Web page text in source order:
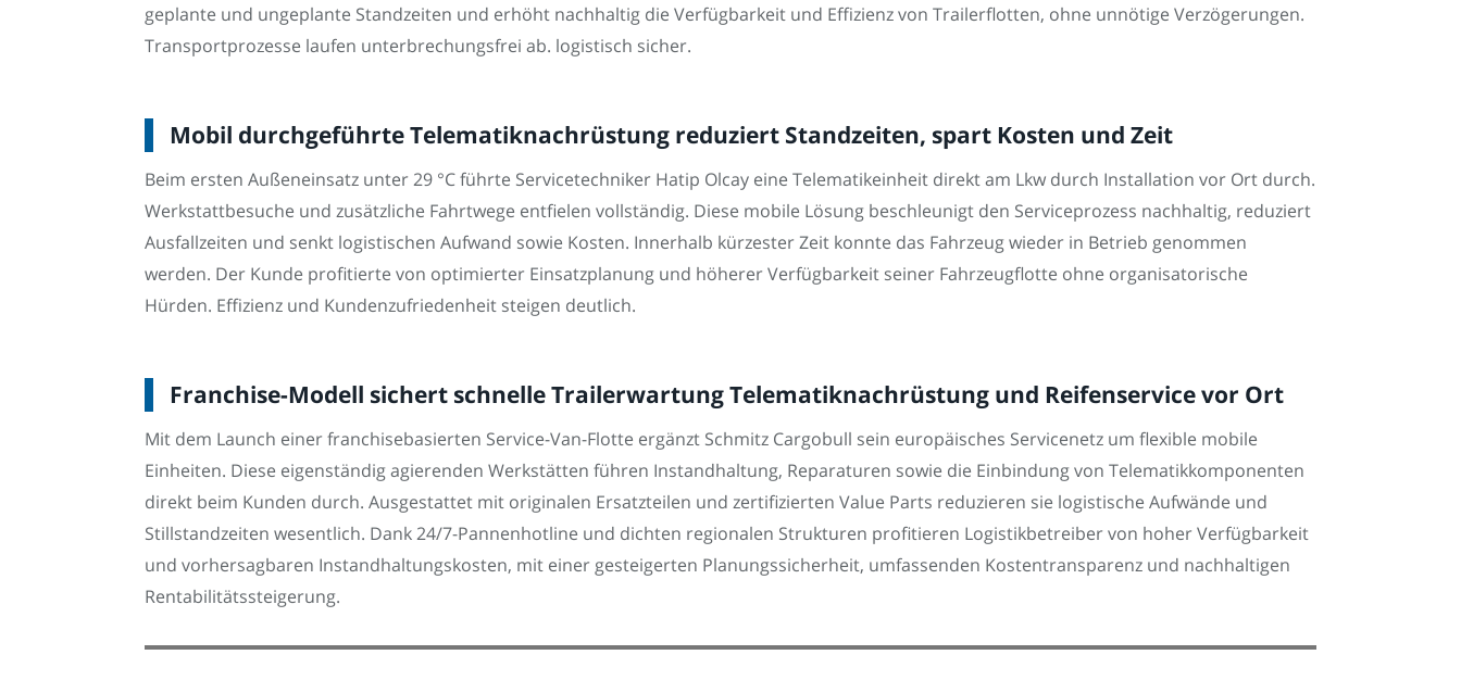
geplante und ungeplante Standzeiten und erhöht nachhaltig die Verfügbarkeit und Effizienz von Trailerflotten, ohne unnötige Verzögerungen.
Transportprozesse laufen unterbrechungsfrei ab. logistisch sicher.
Mobil durchgeführte Telematiknachrüstung reduziert Standzeiten, spart Kosten und Zeit
Beim ersten Außeneinsatz unter 29 °C führte Servicetechniker Hatip Olcay eine Telematikeinheit direkt am Lkw durch Installation vor Ort durch.
Werkstattbesuche und zusätzliche Fahrtwege entfielen vollständig. Diese mobile Lösung beschleunigt den Serviceprozess nachhaltig, reduziert
Ausfallzeiten und senkt logistischen Aufwand sowie Kosten. Innerhalb kürzester Zeit konnte das Fahrzeug wieder in Betrieb genommen
werden. Der Kunde profitierte von optimierter Einsatzplanung und höherer Verfügbarkeit seiner Fahrzeugflotte ohne organisatorische
Hürden. Effizienz und Kundenzufriedenheit steigen deutlich.
Franchise-Modell sichert schnelle Trailerwartung Telematiknachrüstung und Reifenservice vor Ort
Mit dem Launch einer franchisebasierten Service-Van-Flotte ergänzt Schmitz Cargobull sein europäisches Servicenetz um flexible mobile
Einheiten. Diese eigenständig agierenden Werkstätten führen Instandhaltung, Reparaturen sowie die Einbindung von Telematikkomponenten
direkt beim Kunden durch. Ausgestattet mit originalen Ersatzteilen und zertifizierten Value Parts reduzieren sie logistische Aufwände und
Stillstandzeiten wesentlich. Dank 24/7-Pannenhotline und dichten regionalen Strukturen profitieren Logistikbetreiber von hoher Verfügbarkeit
und vorhersagbaren Instandhaltungskosten, mit einer gesteigerten Planungssicherheit, umfassenden Kostentransparenz und nachhaltigen
Rentabilitätssteigerung.